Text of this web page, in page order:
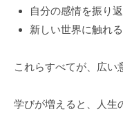
自分の感情を振り
新しい世界に触れる
これらすべてが、広い
学びが増えると、人生